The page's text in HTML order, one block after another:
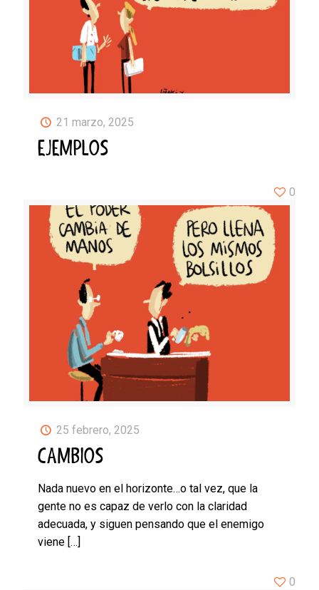
21 marzo, 2025
EJEMPLOS
25 febrero, 2025
CAMBIOS
Nada nuevo en el horizonte…o tal vez, que la
gente no es capaz de verlo con la claridad
adecuada, y siguen pensando que el enemigo
viene […]
0
0